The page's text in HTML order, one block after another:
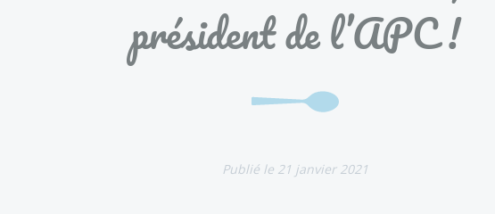
président de l’APC !
21 janvier 2021